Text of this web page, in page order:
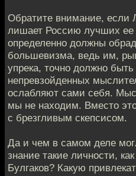
Обратите внимание, если
лишает Россию лучших ее
определенно должны
большевизма, ведь им,
упрека, точно должно
непревзойденных
ослабляют сами себя.
мы не находим. Вместо
с брезгливым скепсисом.
Да и чем в самом деле
знание такие личности,
Булгаков? Какую